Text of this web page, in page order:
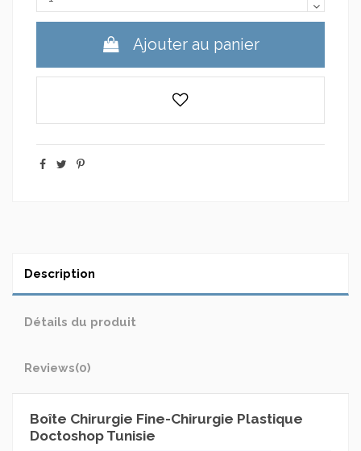
Ajouter au panier
Description
Détails du produit
Reviews(0)
Boîte Chirurgie Fine-Chirurgie Plastique
Doctoshop Tunisie